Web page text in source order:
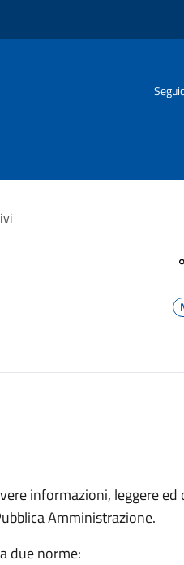
informazioni, leggere
Amministrazione.
due norme: